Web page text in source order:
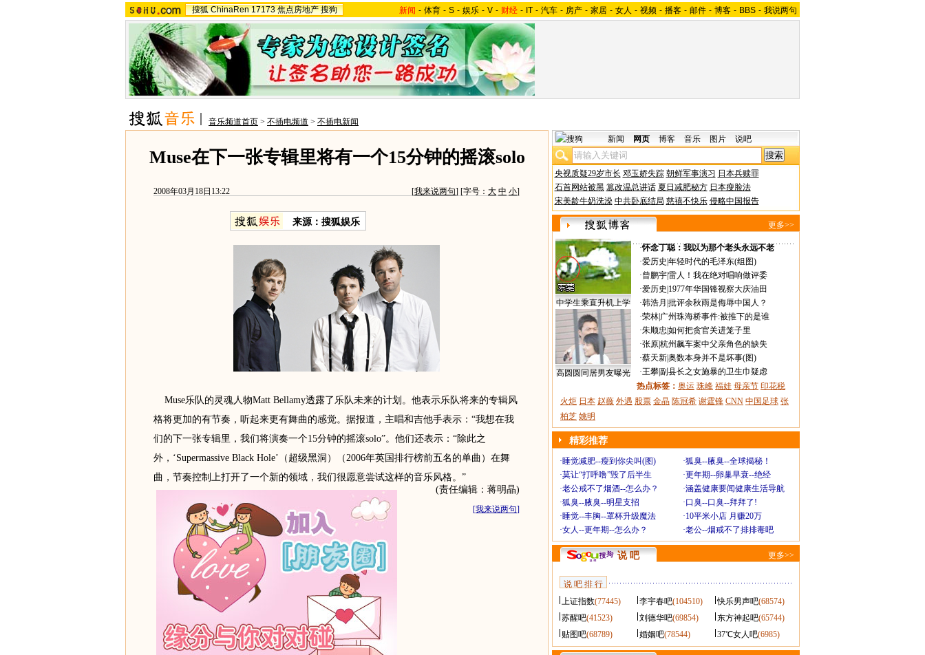
搜狐 ChinaRen 17173 焦点房地产 搜狗 新闻 - 体育 - S - 娱乐 - V - 财经 - IT - 汽车 - 房产 - 家居 - 女人 - 视频 - 播客 - 邮件 - 博客 - BBS - 我说两句
音乐频道首页 > 不插电频道 > 不插电新闻
Muse在下一张专辑里将有一个15分钟的摇滚solo
2008年03月18日13:22 [我来说两句] [字号： 大 中 小]
来源：搜狐娱乐
Muse乐队的灵魂人物Matt Bellamy透露了乐队未来的计划。他表示乐队将来的专辑风
格将更加的有节奏，听起来更有舞曲的感觉。据报道，主唱和吉他手表示：“我想在我
们的下一张专辑里，我们将演奏一个15分钟的摇滚solo”。他们还表示：“除此之
外，‘Supermassive Black Hole’（超级黑洞）（2006年英国排行榜前五名的单曲）在舞
曲，节奏控制上打开了一个新的领域，我们很愿意尝试这样的音乐风格。 ”
(责任编辑：蒋明晶)
[我来说两句]
新闻 网页 博客 音乐 图片 说吧
央视质疑29岁市长 邓玉娇失踪 朝鲜军事演习 日本兵赎罪
石首网站被黑 篡改温总讲话 夏日减肥秘方 日本瘦脸法
宋美龄牛奶洗澡 中共卧底结局 慈禧不快乐 侵略中国报告
更多>>
中学生乘直升机上学
高圆圆同居男友曝光
·怀念丁聪：我以为那个老头永远不老
·爱历史 年轻时代的毛泽东(组图)
·曾鹏宇|雷人！我在绝对唱响做评委
·爱历史 1977年华国锋视察大庆油田
·韩浩月 批评余秋雨是侮辱中国人？
·荣林| 广州珠海桥事件:被推下的是谁
·朱顺忠 如何把贪官关进笼子里
·张原|杭州飙车案中父亲角色的缺失
·蔡天新|奥数本身并不是坏事(图)
·王攀|副县长之女施暴的卫生巾疑虑
热点标签： 奥运 珠峰 福娃 母亲节 印花税
火炬 日本 赵薇 外遇 股票 金晶 陈冠希 谢霆锋 CNN 中国足球 张
柏芝 姚明
精彩推荐
·睡觉减肥--瘦到你尖叫(图) ·狐臭--腋臭--全球揭秘！
·莫让“打呼噜”毁了后半生 ·更年期--卵巢早衰--绝经
·老公戒不了烟酒--怎么办？ ·涵盖健康要闻健康生活导航
·狐臭--腋臭--明星支招 ·口臭--口臭--拜拜了!
·睡觉--丰胸--罩杯升级魔法 ·10平米小店 月赚20万
·女人--更年期--怎么办？ ·老公--烟戒不了排排毒吧
说 吧 更多>>
说 吧 排 行
上证指数(77445) 李宇春吧(104510) 快乐男声吧(68574)
苏醒吧(41523) 刘德华吧(69854) 东方神起吧(65744)
贴图吧(68789) 婚姻吧(78544) 37℃女人吧(6985)